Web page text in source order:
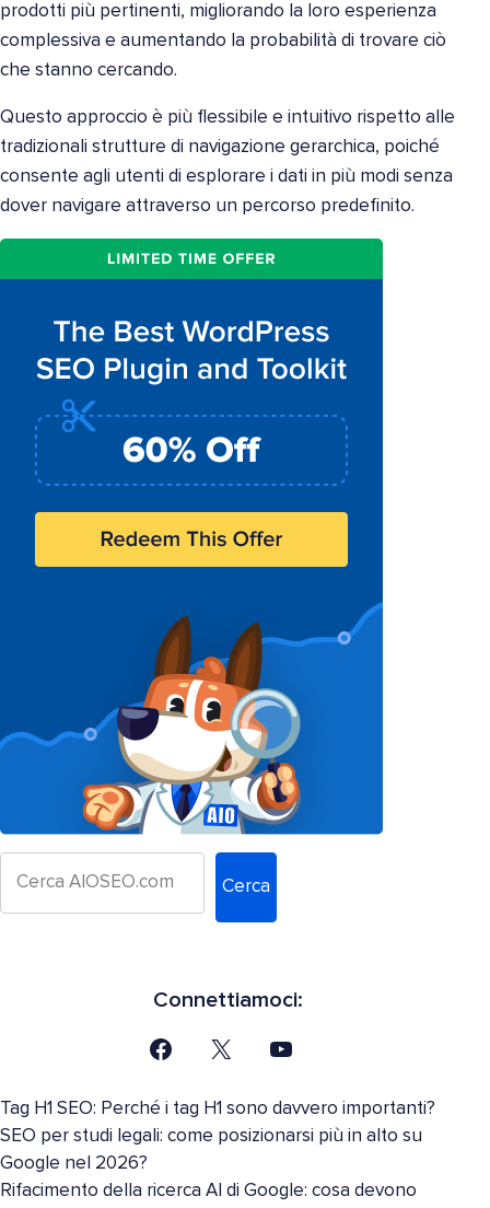
prodotti più pertinenti, migliorando la loro esperienza
complessiva e aumentando la probabilità di trovare ciò
che stanno cercando.
Questo approccio è più flessibile e intuitivo rispetto alle
tradizionali strutture di navigazione gerarchica, poiché
consente agli utenti di esplorare i dati in più modi senza
dover navigare attraverso un percorso predefinito.
Cerca
Connettiamoci:
Tag H1 SEO: Perché i tag H1 sono davvero importanti?
SEO per studi legali: come posizionarsi più in alto su
Google nel 2026?
Rifacimento della ricerca AI di Google: cosa devono